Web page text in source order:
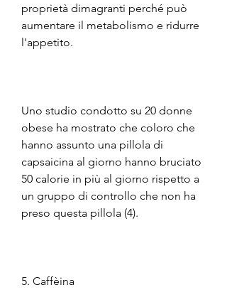
proprietà dimagranti perché può
aumentare il metabolismo e ridurre
l'appetito.
Uno studio condotto su 20 donne
obese ha mostrato che coloro che
hanno assunto una pillola di
capsaicina al giorno hanno bruciato
50 calorie in più al giorno rispetto a
un gruppo di controllo che non ha
preso questa pillola (4).
5. Caffèina